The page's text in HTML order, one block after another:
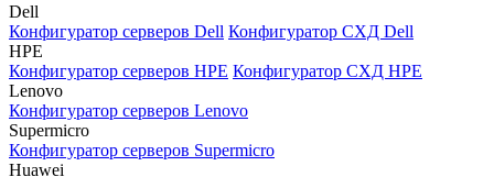
Dell
Конфигуратор серверов Dell Конфигуратор СХД Dell
HPE
Конфигуратор серверов HPE Конфигуратор СХД HPE
Lenovo
Конфигуратор серверов Lenovo
Supermicro
Конфигуратор серверов Supermicro
Huawei